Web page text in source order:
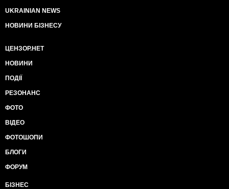
UKRAINIAN NEWS
НОВИНИ БІЗНЕСУ
ЦЕНЗОР.НЕТ
НОВИНИ
ПОДІЇ
РЕЗОНАНС
ФОТО
ВІДЕО
ФОТОШОПИ
БЛОГИ
ФОРУМ
БІЗНЕС